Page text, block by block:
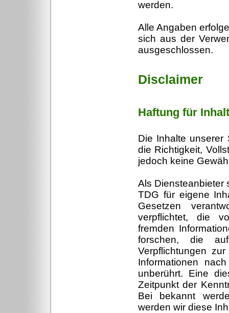
werden.
Alle Angaben
sich aus der
ausgeschlossen.
Disclaimer
Haftung für
Die Inhalte unserer
die Richtigkeit,
jedoch keine
Als Diensteanbieter
TDG für eigene
Gesetzen
verpflichtet, die
fremden
forschen, die
Verpflichtungen
Informationen
unberührt. Eine
Zeitpunkt der
Bei bekannt
werden wir diese